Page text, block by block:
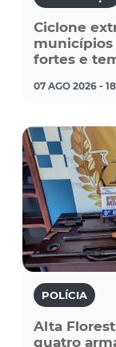
Ciclone
municípios
fortes e
07 AGO 2026 -
POLÍCIA
Alta
quatro